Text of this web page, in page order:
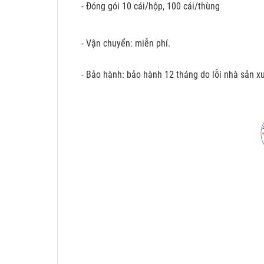
- Đóng gói 10 cái/hộp, 100 cái/thùng
- Vận chuyển: miễn phí.
- Bảo hành: bảo hành 12 tháng do lỗi nhà sản